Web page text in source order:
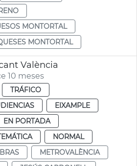
MONTORTAL
MONTORTAL
València
10 meses
TRÁFICO
EIXAMPLE
EN PORTADA
NORMAL
METROVALÈNCIA